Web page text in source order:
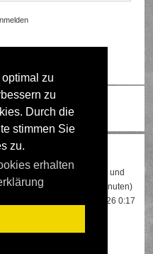
zu
zu
Durch die
stimmen Sie
zu.
erhalten
registrierte, 0 unsichtbare und
Besuchern der letzten 5 Minuten)
Besuchern, die am 13.04.2026 0:17